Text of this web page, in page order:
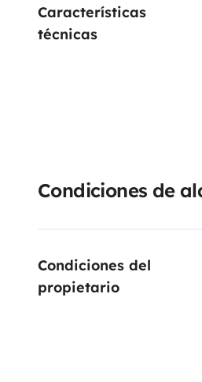
exhaustiva.La mejor
Características
técnicas
Condiciones de
Condiciones del
propietario